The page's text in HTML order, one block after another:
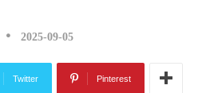
2025-09-05
Twitter Pinterest